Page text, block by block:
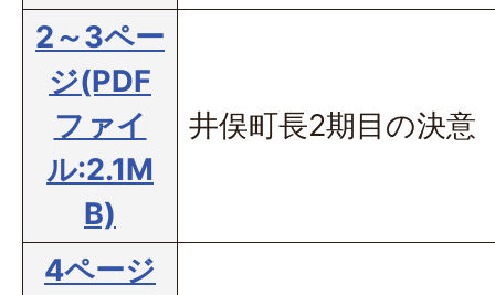
2～3ペー
ジ(PDF
ファイ
ル:2.1M
B)
井俣町長2期目の決意
4ページ